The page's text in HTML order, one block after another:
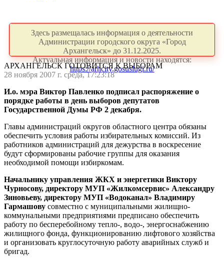
Здесь размещалась информация о деятельности
Администрации городского округа «Город
Архангельск» до 31.12.2025.
Актуальная информация и новости находятся:
https://arhcity.gosuslugi.ru/
АРХАНГЕЛЬСК ГОТОВИТСЯ К ВЫБОРАМ
28 ноября 2007 г. среда, 17:23:18
И.о. мэра Виктор Павленко подписал распоряжение о
порядке работы в день выборов депутатов
Государственной Думы РФ 2 декабря.
Главы администраций округов областного центра обязаны
обеспечить условия работы избирательных комиссий. Из
работников администраций для дежурства в воскресение
будут сформированы рабочие группы для оказания
необходимой помощи избиркомам.
Начальнику управления ЖКХ и энергетики Виктору
Чурносову, директору МУП «Жилкомсервис» Александру
Зиновьеву, директору МУП «Водоканал» Владимиру
Гармашову совместно с муниципальными жилищно-
коммунальными предприятиями предписано обеспечить
работу по бесперебойному тепло-, водо-, энергоснабжению
жилищного фонда, функционированию лифтового хозяйства
и организовать круглосуточную работу аварийных служб и
бригад.